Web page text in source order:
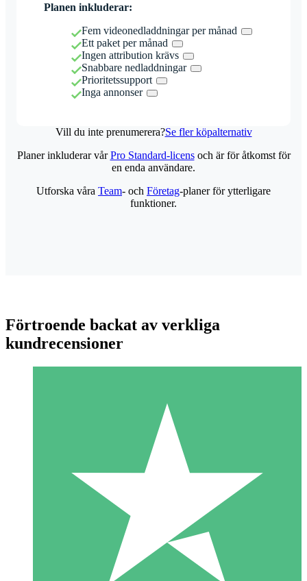
Planen inkluderar:
Fem videonedladdningar per månad
Ett paket per månad
Ingen attribution krävs
Snabbare nedladdningar
Prioritetssupport
Inga annonser
Vill du inte prenumerera?Se fler köpalternativ
Individuella Kreditpaket
Betala per användning med nedladdningskrediter. Inget
1 Nedladdningar
10 00
Planer inkluderar vårPro Standard-licensoch är för åtkomst för
en enda användare.
Utforska våra Team- och Företag-planer för ytterligare
funktioner.
Förtroende backat av verkliga
kundrecensioner